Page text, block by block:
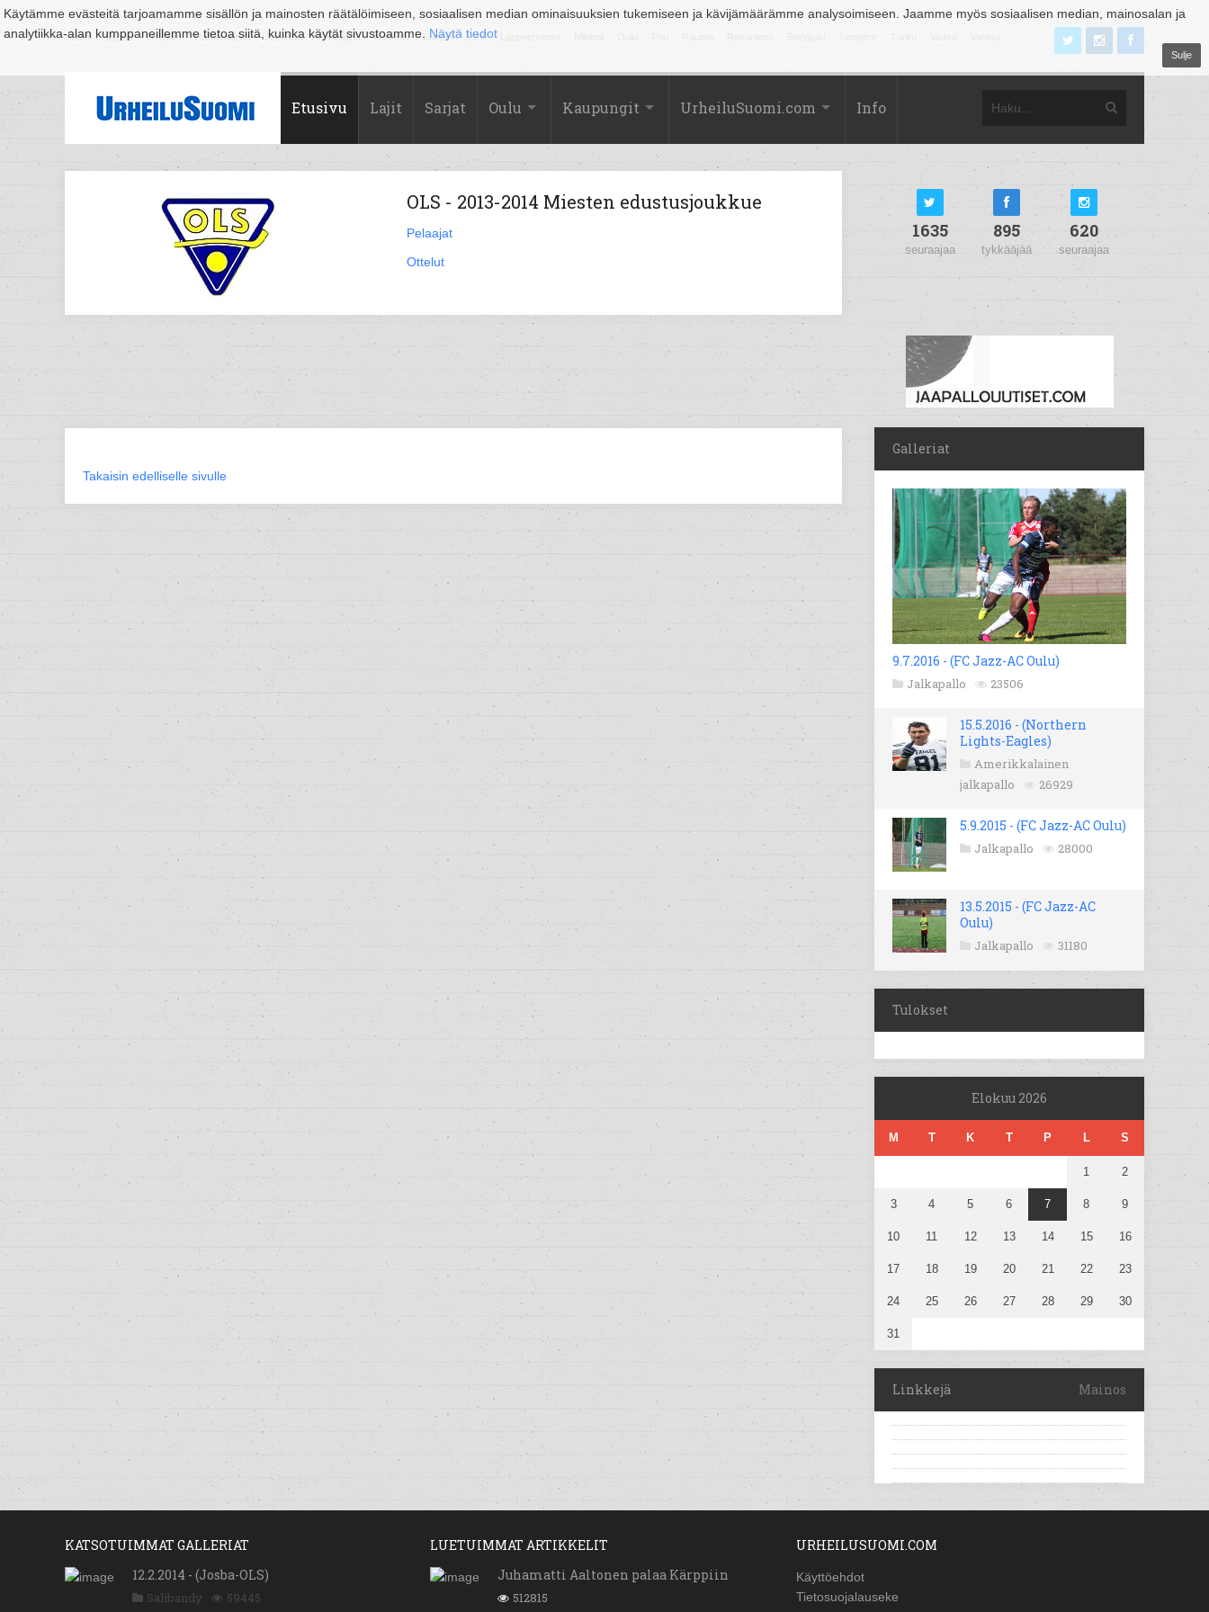
Käytämme evästeitä tarjoamamme sisällön ja mainosten räätälöimiseen, sosiaalisen median ominaisuuksien tukemiseen ja kävijämäärämme analysoimiseen. Jaamme myös sosiaalisen median, mainosalan ja
analytiikka-alan kumppaneillemme tietoa siitä, kuinka käytät sivustoamme. Näytä tiedot
Sulje
Suomi Espoo Helsinki Hämeenlinna Joensuu Jyväskylä Kouvola Kuopio Lahti
Etusivu Lajit Sarjat Oulu Kaupungit UrheiluSuomi.com Info
OLS - 2013-2014 Miesten edustusjoukkue
Pelaajat
Ottelut
Takaisin edelliselle sivulle
1635
seuraajaa
895
tykkääjää
620
seuraajaa
Galleriat
9.7.2016 - (FC Jazz-AC Oulu)
Jalkapallo 23506
15.5.2016 - (Northern
Lights-Eagles)
Amerikkalainen
jalkapallo
26929
5.9.2015 - (FC Jazz-AC Oulu)
Jalkapallo 28000
13.5.2015 - (FC Jazz-AC
Oulu)
Jalkapallo 31180
Tulokset
Elokuu 2026
M T K T P L S
1 2
3 4 5 6 7 8 9
10 11 12 13 14 15 16
17 18 19 20 21 22 23
24 25 26 27 28 29 30
31
Linkkejä Mainos
KATSOTUIMMAT GALLERIAT
12.2.2014 - (Josba-OLS)
Salibandy 59445
LUETUIMMAT ARTIKKELIT
Juhamatti Aaltonen palaa Kärppiin
512815
URHEILUSUOMI.COM
Käyttöehdot
Tietosuojalauseke